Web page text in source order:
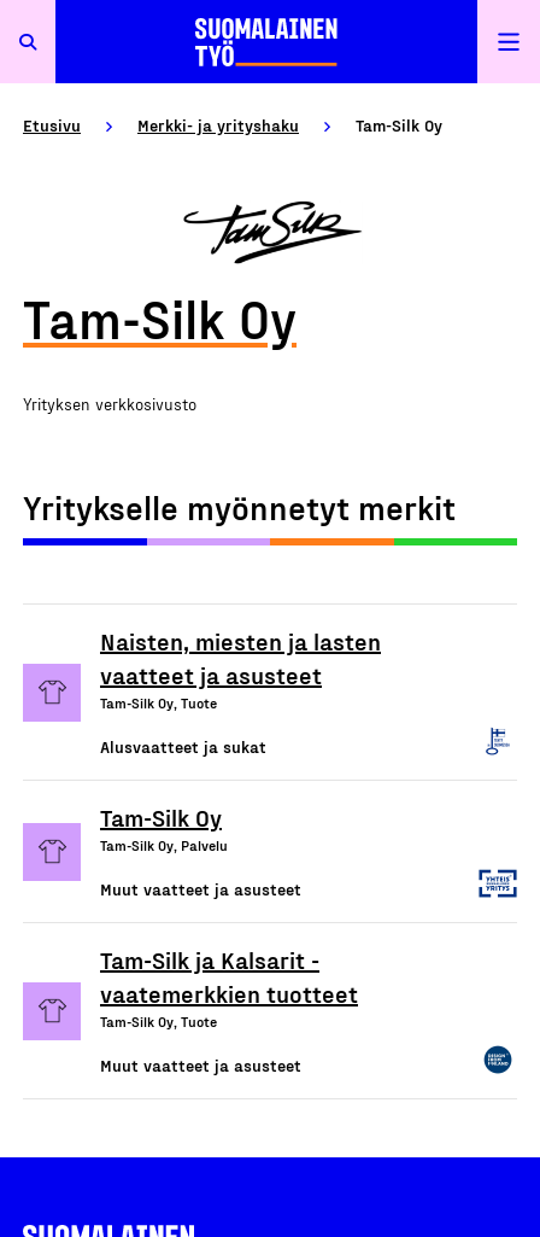
Etusivu Merkki- ja yrityshaku Tam-Silk Oy
Tam-Silk Oy
Yrityksen verkkosivusto
Yritykselle myönnetyt merkit
Naisten, miesten ja lasten
vaatteet ja asusteet
Tam-Silk Oy, Tuote
Alusvaatteet ja sukat
Tam-Silk Oy
Tam-Silk Oy, Palvelu
Muut vaatteet ja asusteet
Tam-Silk ja Kalsarit -
vaatemerkkien tuotteet
Tam-Silk Oy, Tuote
Muut vaatteet ja asusteet